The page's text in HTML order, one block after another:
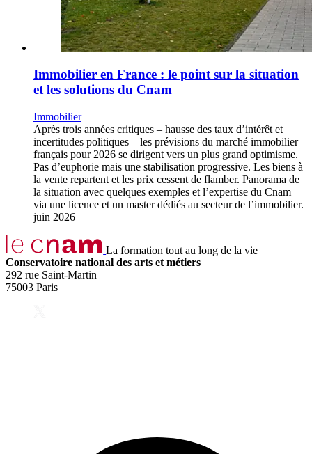
Immobilier en France : le point sur la situation
et les solutions du Cnam
Immobilier
Après trois années critiques – hausse des taux d’intérêt et
incertitudes politiques – les prévisions du marché immobilier
français pour 2026 se dirigent vers un plus grand optimisme.
Pas d’euphorie mais une stabilisation progressive. Les biens à
la vente repartent et les prix cessent de flamber. Panorama de
la situation avec quelques exemples et l’expertise du Cnam
via une licence et un master dédiés au secteur de l’immobilier.
juin 2026
La formation tout au long de la vie
Conservatoire national des arts et métiers
292 rue Saint-Martin
75003 Paris